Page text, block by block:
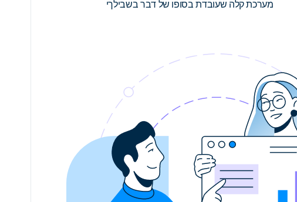
מערכת קלה שעובדת בסופו של דבר בשבילךי